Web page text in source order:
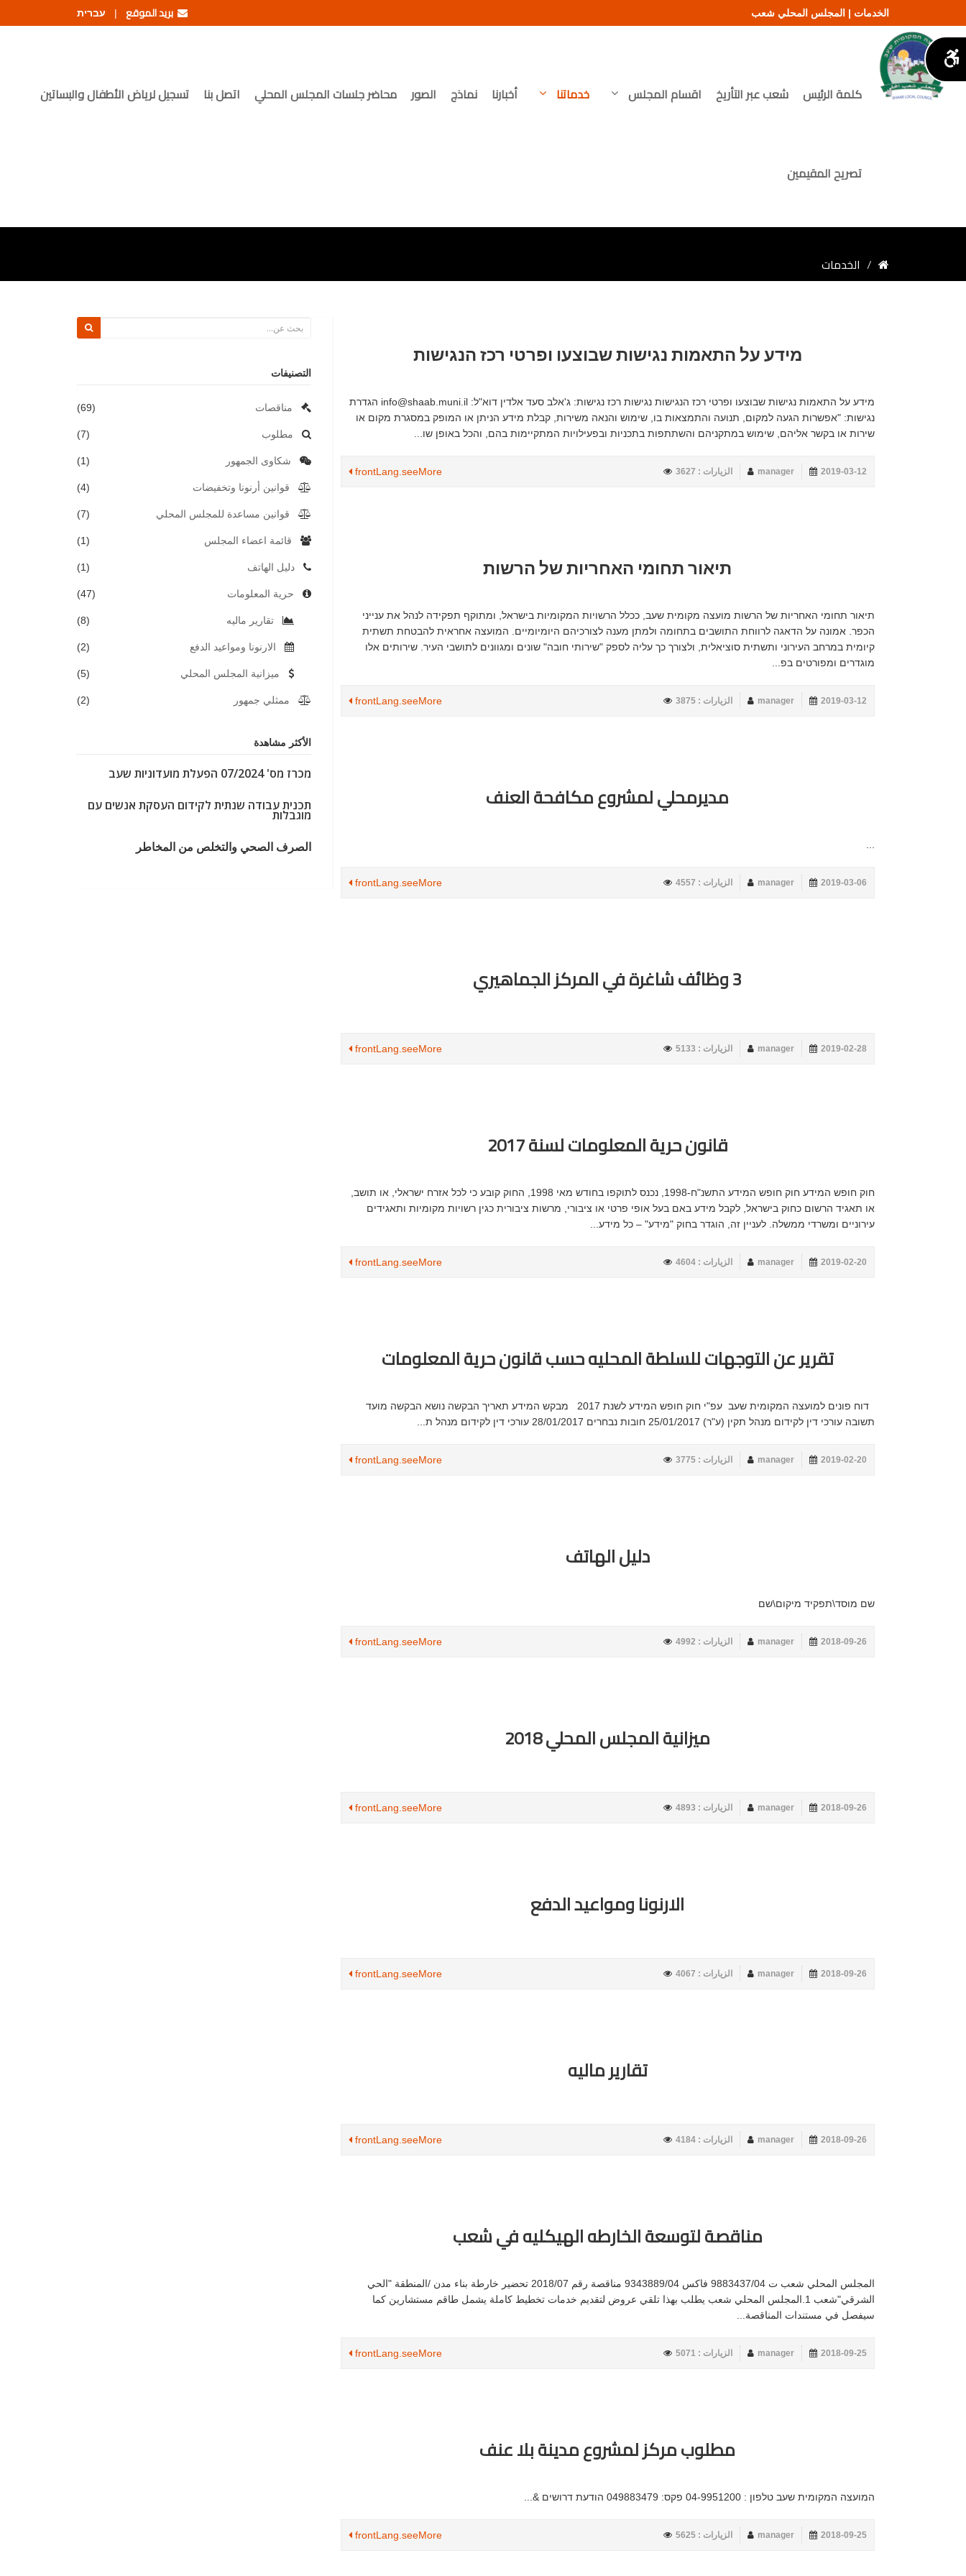
بريد الموقع | עברית الخدمات | المجلس المحلي شعب
كلمة الرئيس شعب عبر التأريخ اقسام المجلس خدماتنا أخبارنا نماذج الصور محاضر جلسات المجلس المحلي اتصل بنا تسجيل لرياض الأطفال والبساتين
تصريح المقيمين
الخدمات
מידע על התאמות נגישות שבוצעו ופרטי רכז הנגישות
מידע על התאמות נגישות שבוצעו ופרטי רכז הנגישות נגישות רכז נגישות: ג'אלב סעד אלדין דוא"ל: info@shaab.muni.il הגדרת
נגישות: "אפשרות הגעה למקום, תנועה והתמצאות בו, שימוש והנאה משירות, קבלת מידע הניתן או המופק במסגרת מקום או
שירות או בקשר אליהם, שימוש במתקניהם והשתתפות בתכניות ובפעילויות המתקיימות בהם, והכל באופן שו...
2019-03-12
manager الزيارات : 3627 frontLang.seeMore
תיאור תחומי האחריות של הרשות
תיאור תחומי האחריות של הרשות מועצה מקומית שעב, ככלל הרשויות המקומיות בישראל, ומתוקף תפקידה לנהל את ענייני
הכפר. אמונה על הדאגה לרווחת התושבים בתחומה ולמתן מענה לצורכיהם היומיומיים. המועצה אחראית להבטחת תשתית
קיומית במרחב העירוני ותשתית סוציאלית, ולצורך כך עליה לספק "שירותי חובה" שונים ומגוונים לתושבי העיר. שירותים אלו
מוגדרים ומפורטים בפ...
2019-03-12
manager الزيارات : 3875 frontLang.seeMore
مديرمحلي لمشروع مكافحة العنف
2019-03-06
manager الزيارات : 4557 frontLang.seeMore
3 وظائف شاغرة في المركز الجماهيري
2019-02-28
manager الزيارات : 5133 frontLang.seeMore
قانون حرية المعلومات لسنة 2017
חוק חופש המידע חוק חופש המידע התשנ"ח-1998, נכנס לתוקפו בחודש מאי 1998, החוק קובע כי לכל אזרח ישראלי, או תושב,
או תאגיד הרשום כחוק בישראל, לקבל מידע באם בעל אופי פרטי או ציבורי, מרשות ציבורית כגין רשויות מקומיות ותאגידים
עירוניים ומשרדי ממשלה. לעניין זה, הוגדר בחוק "מידע" – כל מידע...
2019-02-20
manager الزيارات : 4604 frontLang.seeMore
تقرير عن التوجهات للسلطة المحليه حسب قانون حرية المعلومات
דוח פונים למועצה המקומית שעב עפ"י חוק חופש המידע לשנת 2017 מבקש המידע תאריך הבקשה נושא הבקשה מועד
תשובה עורכי דין לקידום מנהל תקין (ע"ר) 25/01/2017 חובות נבחרים 28/01/2017 עורכי דין לקידום מנהל ת...
2019-02-20
manager الزيارات : 3775 frontLang.seeMore
دليل الهاتف
שם מוסד\תפקיד מיקום\שם
2018-09-26
manager الزيارات : 4992 frontLang.seeMore
ميزانية المجلس المحلي 2018
2018-09-26
manager الزيارات : 4893 frontLang.seeMore
الارنونا ومواعيد الدفع
2018-09-26
manager الزيارات : 4067 frontLang.seeMore
تقارير ماليه
2018-09-26
manager الزيارات : 4184 frontLang.seeMore
مناقصة لتوسعة الخارطه الهيكليه في شعب
المجلس المحلي شعب ت 9883437/04 فاكس 9343889/04 مناقصة رقم 2018/07 تحضير خارطة بناء مدن /المنطقة "الحي
الشرقي"شعب 1.المجلس المحلي شعب يطلب بهذا تلقي عروض لتقديم خدمات تخطيط كاملة يشمل طاقم مستشارين كما
سيفصل في مستندات المناقصة...
2018-09-25
manager الزيارات : 5071 frontLang.seeMore
مطلوب مركز لمشروع مدينة بلا عنف
המועצה המקומית שעב טלפון : 04-9951200 פקס: 049883479 הודעת דרושים &...
2018-09-25
manager الزيارات : 5625 frontLang.seeMore
التصنيفات
مناقصات (69)
مطلوب (7)
شكاوى الجمهور (1)
قوانين أرنونا وتخفيضات (4)
قوانين مساعدة للمجلس المحلي (7)
قائمة اعضاء المجلس (1)
دليل الهاتف (1)
حرية المعلومات (47)
تقارير ماليه (8)
الارنونا ومواعيد الدفع (2)
ميزانية المجلس المحلي (5)
ممثلي جمهور (2)
الأكثر مشاهدة
מכרז מס' 07/2024 הפעלת מועדוניות שעב
תכנית עבודה שנתית לקידום העסקת אנשים עם
מוגבלות
الصرف الصحي والتخلص من المخاطر